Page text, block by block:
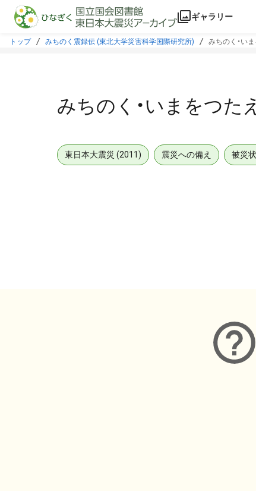
本文に飛ぶ
ギャラリー
トップ みちのく震録伝 (東北大学災害科学国際研究所) みちのく・い
みちのく・いまをつた
東日本大震災 (2011) 震災への備え 被災